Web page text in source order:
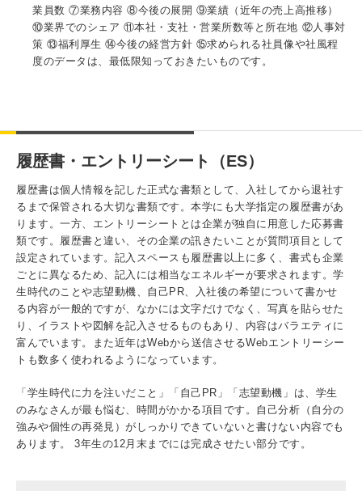
業員数 ⑦業務内容 ⑧今後の展開 ⑨業績（近年の売上高推移）
⑩業界でのシェア ⑪本社・支社・営業所数等と所在地 ⑫人事対
策 ⑬福利厚生 ⑭今後の経営方針 ⑮求められる社員像や社風程
度のデータは、最低限知っておきたいものです。
履歴書・エントリーシート（ES）
履歴書は個人情報を記した正式な書類として、入社してから退社す
るまで保管される大切な書類です。本学にも大学指定の履歴書があ
ります。一方、エントリーシートとは企業が独自に用意した応募書
類です。履歴書と違い、その企業の訊きたいことが質問項目として
設定されています。記入スペースも履歴書以上に多く、書式も企業
ごとに異なるため、記入には相当なエネルギーが要求されます。学
生時代のことや志望動機、自己PR、入社後の希望について書かせ
る内容が一般的ですが、なかには文字だけでなく、写真を貼らせた
り、イラストや図解を記入させるものもあり、内容はバラエティに
富んでいます。また近年はWebから送信させるWebエントリーシー
トも数多く使われるようになっています。
「学生時代に力を注いだこと」「自己PR」「志望動機」は、学生
のみなさんが最も悩む、時間がかかる項目です。自己分析（自分の
強みや個性の再発見）がしっかりできていないと書けない内容でも
あります。 3年生の12月末までには完成させたい部分です。